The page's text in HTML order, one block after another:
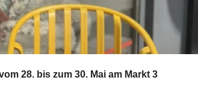
28. bis zum 30. Mai am Markt 3